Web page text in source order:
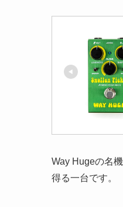
Way Hugeの名
得る一台です。